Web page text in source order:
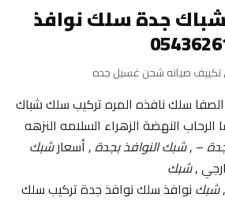
جدة سلك نوافذ
تكييف صيانه شحن غسيل جده
سلك نافذه المره تركيب سلك شباك
الرحاب النهضة الزهراء السلامه النزهه
– ,شبك النوافذ بجدة, أسعارشبك
,شبك
,شبك نوافذ سلك نوافذ جدة تركيب سلك